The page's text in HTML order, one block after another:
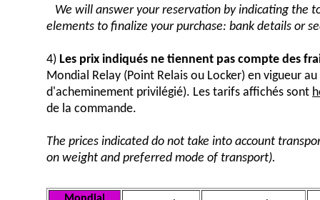
We will answer your reservation by indicating the
elements to finalize your purchase: bank details or
4) Les prix indiqués ne tiennent pas compte des
Mondial Relay (Point Relais ou Locker) en vigueur
d'acheminement privilégié). Les tarifs affichés sont
de la commande.
The prices indicated do not take into account
on weight and preferred mode of transport).